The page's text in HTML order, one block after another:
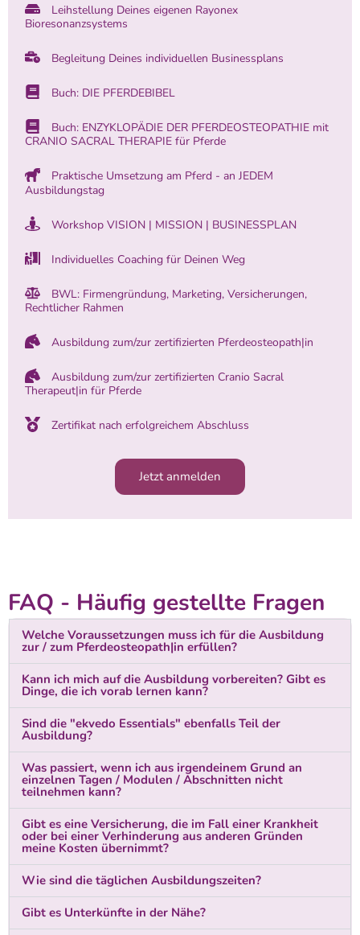
Leihstellung Deines eigenen Rayonex
Bioresonanzsystems
Begleitung Deines individuellen Businessplans
Buch: DIE PFERDEBIBEL
Buch: ENZYKLOPÄDIE DER PFERDEOSTEOPATHIE mit
CRANIO SACRAL THERAPIE für Pferde
Praktische Umsetzung am Pferd - an JEDEM
Ausbildungstag
Workshop VISION | MISSION | BUSINESSPLAN
Individuelles Coaching für Deinen Weg
BWL: Firmengründung, Marketing, Versicherungen,
Rechtlicher Rahmen
Ausbildung zum/zur zertifizierten Pferdeosteopath|in
Ausbildung zum/zur zertifizierten Cranio Sacral
Therapeut|in für Pferde
Zertifikat nach erfolgreichem Abschluss
Jetzt anmelden
FAQ - Häufig gestellte Fragen
Welche Voraussetzungen muss ich für die Ausbildung
zur / zum Pferdeosteopath|in erfüllen?
Kann ich mich auf die Ausbildung vorbereiten? Gibt es
Dinge, die ich vorab lernen kann?
Sind die "ekvedo Essentials" ebenfalls Teil der
Ausbildung?
Was passiert, wenn ich aus irgendeinem Grund an
einzelnen Tagen / Modulen / Abschnitten nicht
teilnehmen kann?
Gibt es eine Versicherung, die im Fall einer Krankheit
oder bei einer Verhinderung aus anderen Gründen
meine Kosten übernimmt?
Wie sind die täglichen Ausbildungszeiten?
Gibt es Unterkünfte in der Nähe?